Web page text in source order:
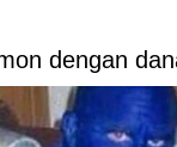
dengan